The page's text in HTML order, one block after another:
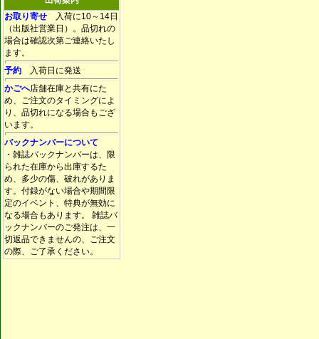
お取り寄せ 入荷に10～14日
（出版社営業日）。品切れの
場合は確認次第ご連絡いたし
ます。
予約 入荷日に発送
かごへ店舗在庫と共有にた
め、ご注文のタイミングによ
り、品切れになる場合もござ
います。
バックナンバーについて
・雑誌バックナンバーは、限
られた在庫から出庫するた
め、多少の傷、破れがありま
す。付録がない場合や期間限
定のイベント、特典が無効に
なる場合もあります。 雑誌バ
ックナンバーのご発注は、一
切返品できませんの、ご注文
の際、ご了承ください。